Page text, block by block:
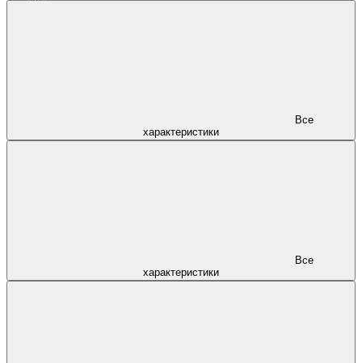
характеристики
характеристики